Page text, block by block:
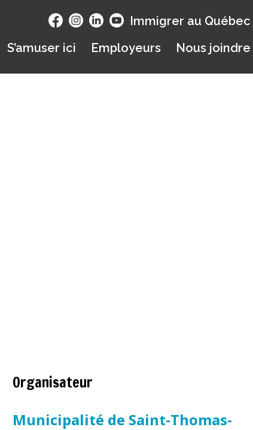
Immigrer au Québec
S’amuser ici Employeurs Nous joindre
Organisateur
Municipalité de Saint-Thomas-